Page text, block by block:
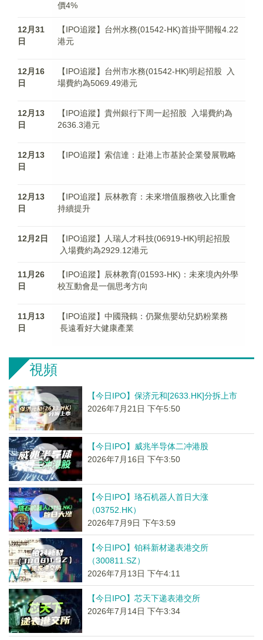
價4%
12月31
日
【IPO追蹤】台州水務(01542-HK)首掛平開報4.22
港元
12月16
日
【IPO追蹤】台州市水務(01542-HK)明起招股 入
場費約為5069.49港元
12月13
日
【IPO追蹤】貴州銀行下周一起招股 入場費約為
2636.3港元
12月13
日
【IPO追蹤】索信達：赴港上市基於企業發展戰略
12月13
日
【IPO追蹤】辰林教育：未來增值服務收入比重會
持續提升
12月2日
【IPO追蹤】人瑞人才科技(06919-HK)明起招股
入場費約為2929.12港元
11月26
日
【IPO追蹤】辰林教育(01593-HK)：未來境內外學
校互動會是一個思考方向
11月13
日
【IPO追蹤】中國飛鶴：仍聚焦嬰幼兒奶粉業務
長遠看好大健康產業
視頻
【今日IPO】保济元和[2633.HK]分拆上市
2026年7月21日 下午5:50
【今日IPO】威兆半导体二冲港股
2026年7月16日 下午3:50
【今日IPO】珞石机器人首日大涨
（03752.HK）
2026年7月9日 下午3:59
【今日IPO】铂科新材递表港交所
（300811.SZ）
2026年7月13日 下午4:11
【今日IPO】芯天下递表港交所
2026年7月14日 下午3:34